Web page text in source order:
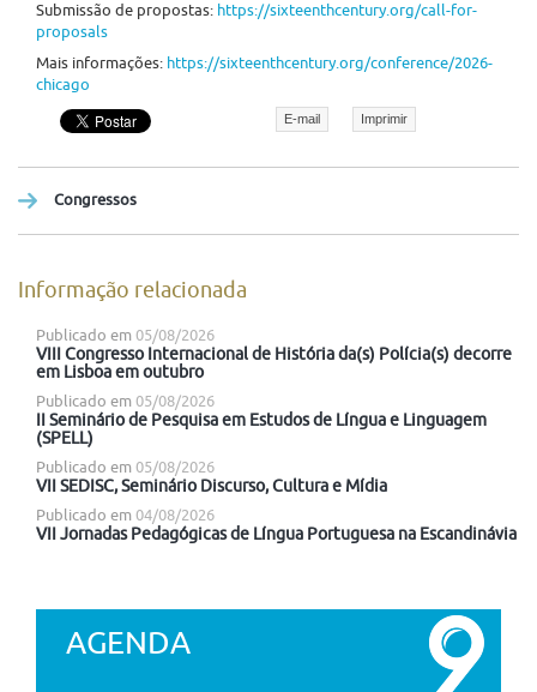
Submissão de propostas: https://sixteenthcentury.org/call-for-
proposals
Mais informações: https://sixteenthcentury.org/conference/2026-
chicago
E-mail Imprimir
Congressos
Informação relacionada
Publicado em 05/08/2026
VIII Congresso Internacional de História da(s) Polícia(s) decorre
em Lisboa em outubro
Publicado em 05/08/2026
II Seminário de Pesquisa em Estudos de Língua e Linguagem
(SPELL)
Publicado em 05/08/2026
VII SEDISC, Seminário Discurso, Cultura e Mídia
Publicado em 04/08/2026
VII Jornadas Pedagógicas de Língua Portuguesa na Escandinávia
AGENDA